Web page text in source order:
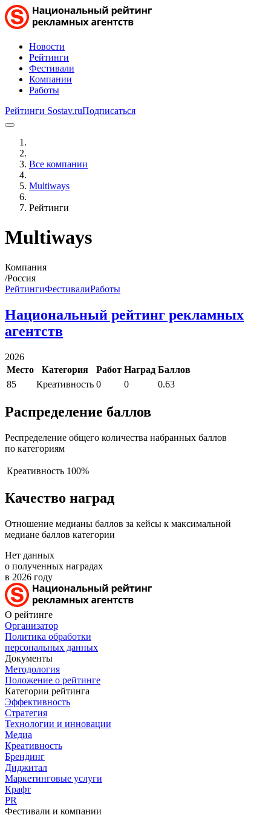
Новости
Рейтинги
Фестивали
Компании
Работы
Рейтинги Sostav.ruПодписаться
Все компании
Multiways
Рейтинги
Multiways
Компания
/Россия
РейтингиФестивалиРаботы
Национальный рейтинг рекламных
агентств
2026
Место
Категория Работ Наград Баллов
85
Креативность 0 0 0.63
Распределение баллов
Респределение общего количества набранных баллов
по категориям
Креативность 100%
Качество наград
Отношение медианы баллов за кейсы к максимальной
медиане баллов категории
Нет данных
о полученных наградах
в 2026 году
О рейтинге
Организатор
Политика обработки
персональных данных
Документы
Методология
Положение о рейтинге
Категории рейтинга
Эффективность
Стратегия
Технологии и инновации
Медиа
Креативность
Брендинг
Диджитал
Маркетинговые услуги
Крафт
PR
Фестивали и компании